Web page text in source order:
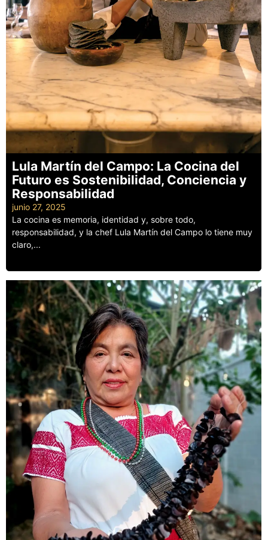
Lula Martín del Campo: La Cocina del
Futuro es Sostenibilidad, Conciencia y
Responsabilidad
junio 27, 2025
La cocina es memoria, identidad y, sobre todo,
responsabilidad, y la chef Lula Martín del Campo lo tiene muy
claro,...